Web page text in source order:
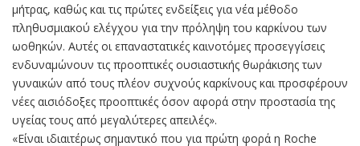
μήτρας, καθώς και τις πρώτες ενδείξεις για νέα μέθοδο
πληθυσμιακού ελέγχου για την πρόληψη του καρκίνου των
ωοθηκών. Αυτές οι επαναστατικές καινοτόμες προσεγγίσεις
ενδυναμώνουν τις προοπτικές ουσιαστικής θωράκισης των
γυναικών από τους πλέον συχνούς καρκίνους και προσφέρουν
νέες αισιόδοξες προοπτικές όσον αφορά στην προστασία της
υγείας τους από μεγαλύτερες απειλές».
«Είναι ιδιαιτέρως σημαντικό που για πρώτη φορά η Roche